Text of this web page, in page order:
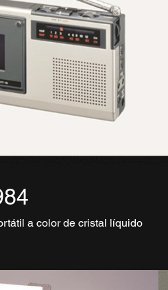
a color de cristal líquido